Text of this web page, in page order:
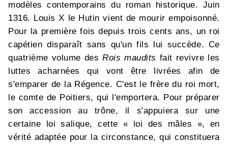
modèles contemporains du roman historique. Juin
1316. Louis X le Hutin vient de mourir empoisonné.
Pour la première fois depuis trois cents ans, un roi
capétien disparaît sans qu'un fils lui succède. Ce
quatrième volume desRois maudits fait revivre les
luttes acharnées qui vont être livrées afin de
s'emparer de la Régence. C'est le frère du roi mort,
le comte de Poitiers, qui l'emportera. Pour préparer
son accession au trône, il s'appuiera sur une
certaine loi salique, cette « loi des mâles », en
vérité adaptée pour la circonstance, qui constituera